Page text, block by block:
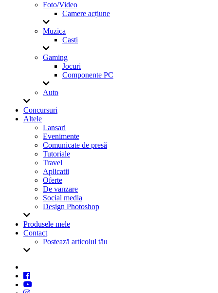
Foto/Video
Camere acțiune
Muzica
Casti
Gaming
Jocuri
Componente PC
Auto
Concursuri
Altele
Lansari
Evenimente
Comunicate de presă
Tutoriale
Travel
Aplicatii
Oferte
De vanzare
Social media
Design Photoshop
Produsele mele
Contact
Postează articolul tău